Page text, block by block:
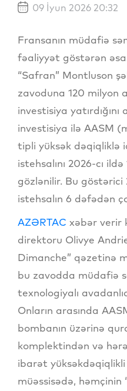
09 İyun 2026 20:32
Fransanın müdafiə
fəaliyyət göstərən
“Safran” Montluson
zavoduna 120 milyon
investisiya yatırdığını
investisiya ilə AASM
tipli yüksək dəqiqliklə
istehsalını 2026-cı
gözlənilir. Bu
istehsalın 6 dəfədən
AZƏRTAC xəbər verir
direktoru Olivye
Dimanche” qəzetinə
bu zavodda müdafiə
texnologiyalı
Onların arasında
bombanın üzərinə
komplektindən və
ibarət yüksəkdəqiqlikli
müəssisədə, həmçinin